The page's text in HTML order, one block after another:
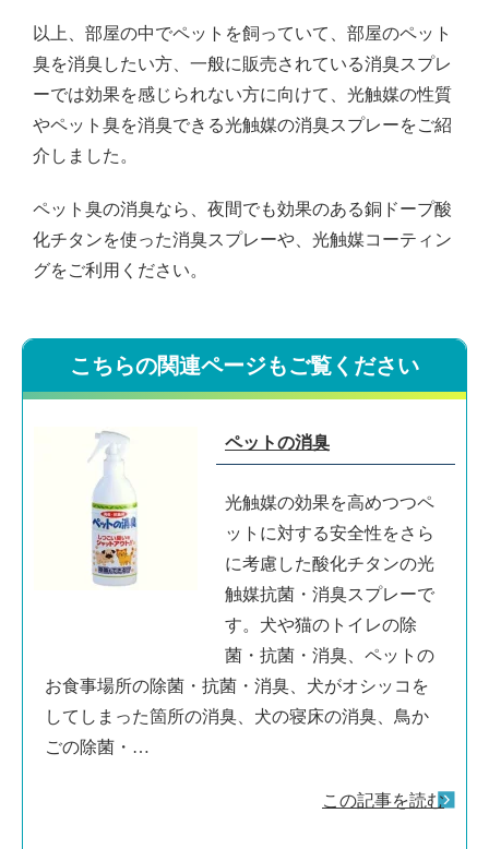
以上、部屋の中でペットを飼っていて、部屋のペット
臭を消臭したい方、一般に販売されている消臭スプレ
ーでは効果を感じられない方に向けて、光触媒の性質
やペット臭を消臭できる光触媒の消臭スプレーをご紹
介しました。
ペット臭の消臭なら、夜間でも効果のある銅ドープ酸
化チタンを使った消臭スプレーや、光触媒コーティン
グをご利用ください。
こちらの関連ページもご覧ください
ペットの消臭
光触媒の効果を高めつつペ
ットに対する安全性をさら
に考慮した酸化チタンの光
触媒抗菌・消臭スプレーで
す。犬や猫のトイレの除
菌・抗菌・消臭、ペットの
お食事場所の除菌・抗菌・消臭、犬がオシッコを
してしまった箇所の消臭、犬の寝床の消臭、鳥か
ごの除菌・…
この記事を読む